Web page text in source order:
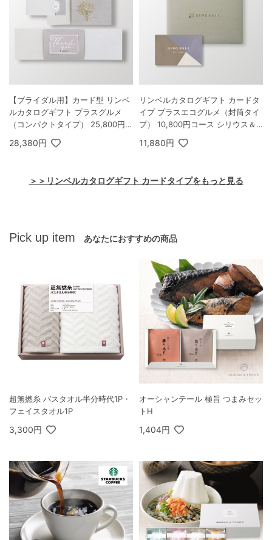
【ブライダル用】カード型 リンベ
ルカタログギフト プラスグルメ
（コンパクトタイプ） 25,800円コ
28,380円
リンベルカタログギフト カードタ
イプ プラスエコグルメ（封筒タイ
プ） 10,800円コース シリウス＆
11,880円
＞＞リンベルカタログギフト カードタイプをもっと見る
Pick up item あなたにおすすめの商品
超無撚糸 バスタオル半分時代1P・
フェイスタオル1P
3,300円
オーシャンテール 極旨 つまみセッ
トH
1,404円